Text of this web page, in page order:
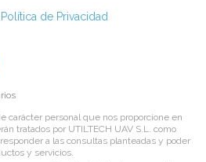
Política de Privacidad
carácter personal que nos proporcione en
tratados por UTILTECH UAV S.L. como
a las consultas planteadas y poder
y servicios.